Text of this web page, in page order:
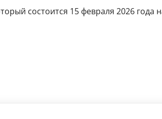
состоится 15 февраля 2026